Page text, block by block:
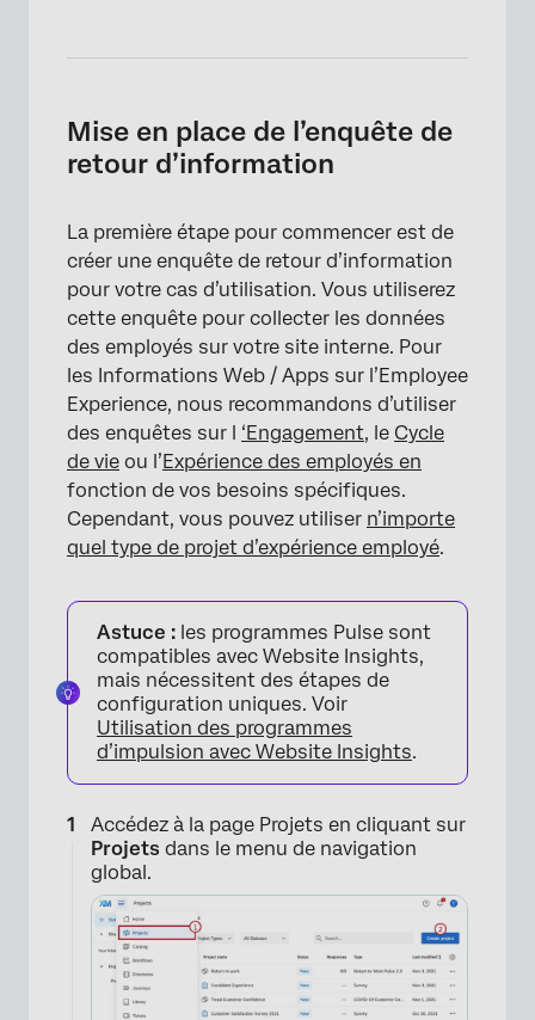
Mise en place de l’enquête de
retour d’information
La première étape pour commencer est de
créer une enquête de retour d’information
pour votre cas d’utilisation. Vous utiliserez
cette enquête pour collecter les données
des employés sur votre site interne. Pour
les Informations Web / Apps sur l’Employee
Experience, nous recommandons d’utiliser
des enquêtes sur l ‘Engagement, le Cycle
de vie ou l’Expérience des employés en
fonction de vos besoins spécifiques.
Cependant, vous pouvez utiliser n’importe
quel type de projet d’expérience employé.
Astuce : les programmes Pulse sont
compatibles avec Website Insights,
mais nécessitent des étapes de
configuration uniques. Voir
Utilisation des programmes
d’impulsion avec Website Insights.
Accédez à la page Projets en cliquant sur
Projets dans le menu de navigation
global.